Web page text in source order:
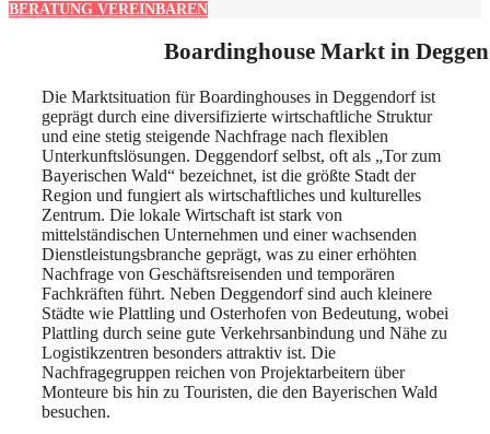
BERATUNG VEREINBAREN
Boardinghouse Markt in
Die Marktsituation für Boardinghouses in Deggendorf ist
geprägt durch eine diversifizierte wirtschaftliche Struktur
und eine stetig steigende Nachfrage nach flexiblen
Unterkunftslösungen. Deggendorf selbst, oft als „Tor zum
Bayerischen Wald“ bezeichnet, ist die größte Stadt der
Region und fungiert als wirtschaftliches und kulturelles
Zentrum. Die lokale Wirtschaft ist stark von
mittelständischen Unternehmen und einer wachsenden
Dienstleistungsbranche geprägt, was zu einer erhöhten
Nachfrage von Geschäftsreisenden und temporären
Fachkräften führt. Neben Deggendorf sind auch kleinere
Städte wie Plattling und Osterhofen von Bedeutung, wobei
Plattling durch seine gute Verkehrsanbindung und Nähe zu
Logistikzentren besonders attraktiv ist. Die
Nachfragegruppen reichen von Projektarbeitern über
Monteure bis hin zu Touristen, die den Bayerischen Wald
besuchen.